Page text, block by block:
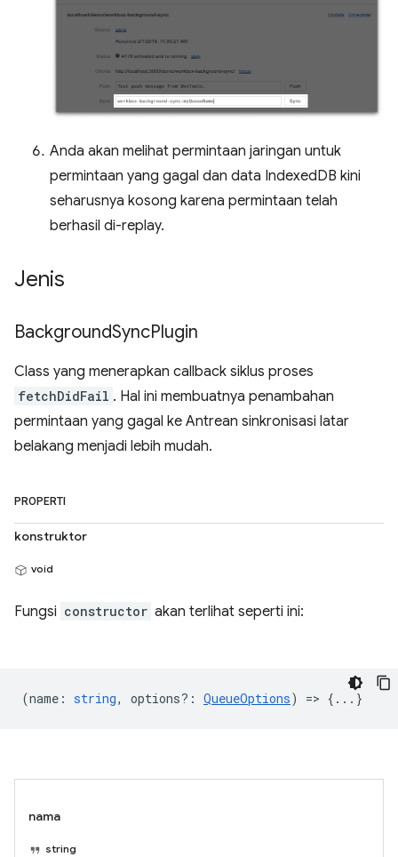
Anda akan melihat permintaan jaringan untuk
permintaan yang gagal dan data IndexedDB kini
seharusnya kosong karena permintaan telah
berhasil di-replay.
Jenis
BackgroundSyncPlugin
Class yang menerapkan callback siklus proses
fetchDidFail . Hal ini membuatnya penambahan
permintaan yang gagal ke Antrean sinkronisasi latar
belakang menjadi lebih mudah.
PROPERTI
konstruktor
void
Fungsi constructor akan terlihat seperti ini:
(name : string, options? : QueueOptions) => {...}
nama
string